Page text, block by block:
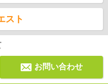
スト
お問い合わせ